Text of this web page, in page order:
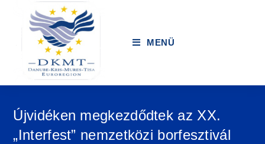
MENÜ
Újvidéken megkezdődtek az XX.
„Interfest” nemzetközi borfesztivál